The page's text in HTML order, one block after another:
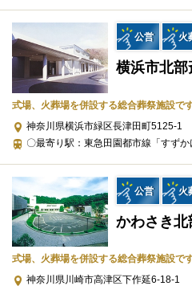
礼品、式場料、火葬場関係費、宗
動する費用は、人数と内容に応じて
ご希望やご予算に合わせた適正価
所（式場、火葬場）・宗教形式な
が必須ですので、遠慮なくお電話
プランに含まれる設備・サービス
施行
車両
物品
公営 火
横浜市北部
式場、火葬場を併設する総合葬祭施設です
神奈川県横浜市緑区長津田町5125-1
〇最寄り駅：東急田園都市線「すず
公営 火
かわさき北
式場、火葬場を併設する総合葬祭施設です
神奈川県川崎市高津区下作延6-18-1